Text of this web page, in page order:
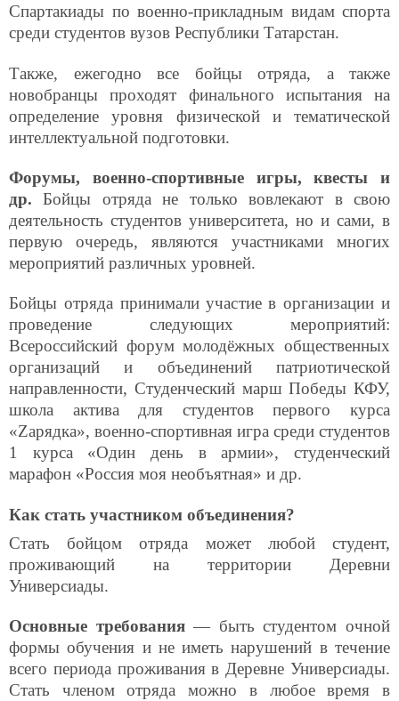
<<
Спартакиады по военно-прикладным видам спорта
среди студентов вузов Республики Татарстан.
Также, ежегодно все бойцы отряда, а также
новобранцы проходят финального испытания на
определение уровня физической и тематической
интеллектуальной подготовки.
Форумы, военно-спортивные игры, квесты и
др.Бойцы отряда не только вовлекают в свою
деятельность студентов университета, но и сами, в
первую очередь, являются участниками многих
мероприятий различных уровней.
Бойцы отряда принимали участие в организации и
проведение следующих мероприятий:
Всероссийский форум молодёжных общественных
организаций и объединений патриотической
направленности, Студенческий марш Победы КФУ,
школа актива для студентов первого курса
«Zарядка», военно-спортивная игра среди студентов
1 курса «Один день в армии», студенческий
марафон «Россия моя необъятная» и др.
Как стать участником объединения?
Стать бойцом отряда может любой студент,
проживающий на территории Деревни
Универсиады.
Основные требования— быть студентом очной
формы обучения и не иметь нарушений в течение
всего периода проживания в Деревне Универсиады.
Стать членом отряда можно в любое время в